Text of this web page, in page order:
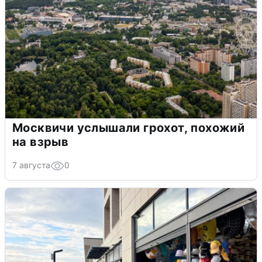
Москвичи услышали грохот, похожий
на взрыв
7 августа 0